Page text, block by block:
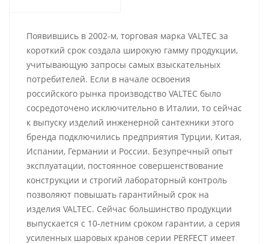
Появившись в 2002-м, торговая марка VALTEC за
короткий срок создала широкую гамму продукции,
учитывающую запросы самых взыскательных
потребителей. Если в начале освоения
российского рынка производство VALTEC было
сосредоточено исключительно в Италии, то сейчас
к выпуску изделий инженерной сантехники этого
бренда подключились предприятия Турции, Китая,
Испании, Германии и России. Безупречный опыт
эксплуатации, постоянное совершенствование
конструкции и строгий лабораторный контроль
позволяют повышать гарантийный срок на
изделия VALTEC. Сейчас большинство продукции
выпускается с 10-летним сроком гарантии, а серия
усиленных шаровых кранов серии PERFECT имеет